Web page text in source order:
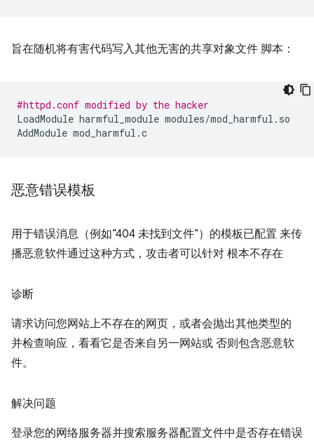
旨在随机将有害代码写入其他无害的共享对象文件 脚本：
#httpd.conf modified by the hacker
LoadModule harmful_module modules/mod_harmful.so
AddModule
恶意错误模板
用于错误消息（例如“404 未找到文件”）的模板已配置 来传
播恶意软件通过这种方式，攻击者可以针对 根本不存在
诊断
请求访问您网站上不存在的网页，或者会抛出其他类型的
并检查响应，看看它是否来自另一网站或 否则包含恶意软
件。
解决问题
登录您的网络服务器并搜索服务器配置文件中是否存在错误